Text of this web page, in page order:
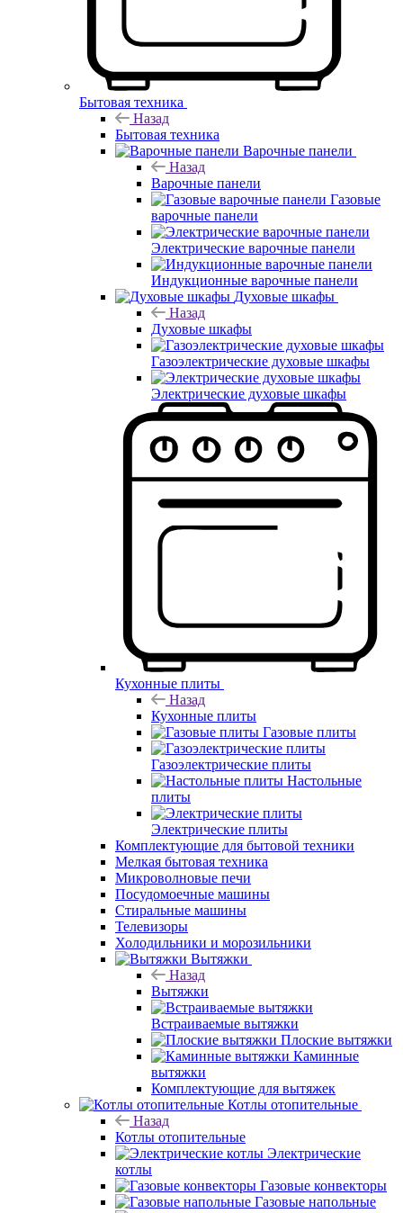
Бытовая техника
Назад
Бытовая техника
Варочные панели
Назад
Варочные панели
Газовые
варочные панели
Электрические варочные панели
Индукционные варочные панели
Духовые шкафы
Назад
Духовые шкафы
Газоэлектрические духовые шкафы
Электрические духовые шкафы
Кухонные плиты
Назад
Кухонные плиты
Газовые плиты
Газоэлектрические плиты
Настольные
плиты
Электрические плиты
Комплектующие для бытовой техники
Мелкая бытовая техника
Микроволновые печи
Посудомоечные машины
Стиральные машины
Телевизоры
Холодильники и морозильники
Вытяжки
Назад
Вытяжки
Встраиваемые вытяжки
Плоские вытяжки
Каминные
вытяжки
Комплектующие для вытяжек
Котлы отопительные
Назад
Котлы отопительные
Электрические
котлы
Газовые конвекторы
Газовые напольные